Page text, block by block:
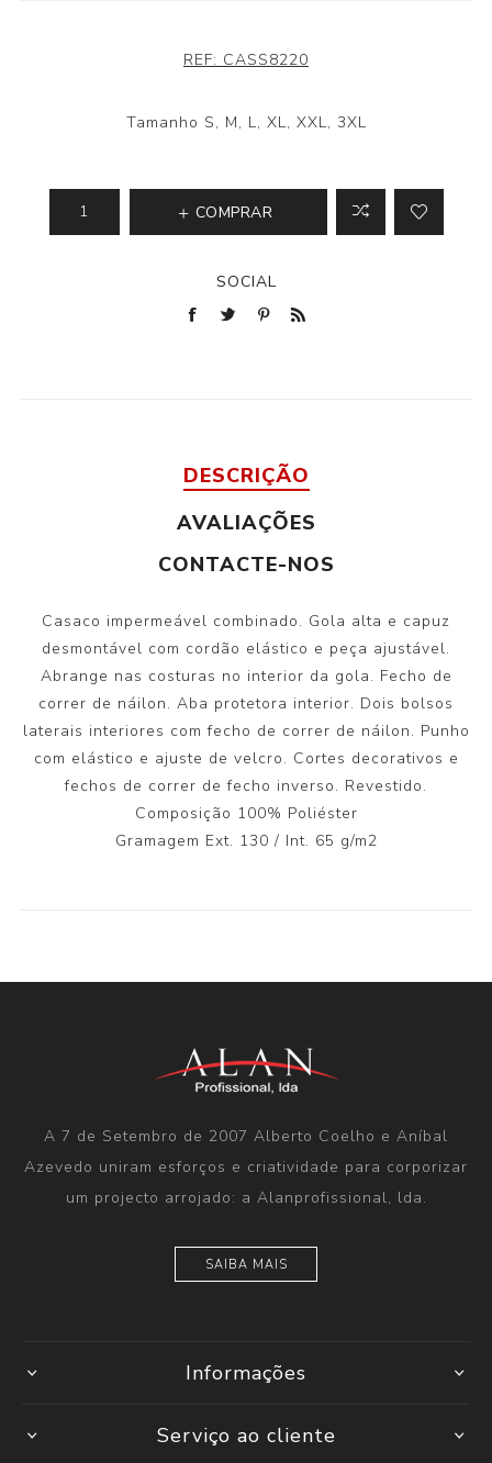
REF: CASS8220
Tamanho S, M, L, XL, XXL, 3XL
COMPRAR
SOCIAL
DESCRIÇÃO
AVALIAÇÕES
CONTACTE-NOS
Casaco impermeável combinado. Gola alta e capuz
desmontável com cordão elástico e peça ajustável.
Abrange nas costuras no interior da gola. Fecho de
correr de náilon. Aba protetora interior. Dois bolsos
laterais interiores com fecho de correr de náilon. Punho
com elástico e ajuste de velcro. Cortes decorativos e
fechos de correr de fecho inverso. Revestido.
Composição 100% Poliéster
Gramagem Ext. 130 / Int. 65 g/m2
A 7 de Setembro de 2007 Alberto Coelho e Aníbal
Azevedo uniram esforços e criatividade para corporizar
um projecto arrojado: a Alanprofissional, lda.
SAIBA MAIS
Informações
Serviço ao cliente